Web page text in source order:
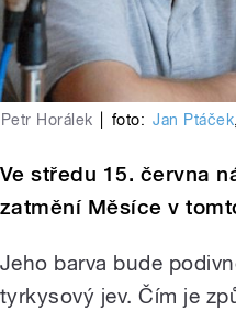
Horálek foto: Jan Ptáček
Ve středu 15. června
zatmění Měsíce v
Jeho barva bude
tyrkysový jev. Čím je